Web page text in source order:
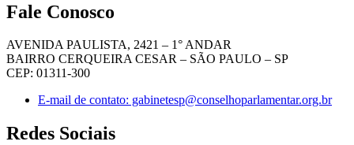
Fale Conosco
AVENIDA PAULISTA, 2421 – 1° ANDAR
BAIRRO CERQUEIRA CESAR – SÃO PAULO – SP
CEP: 01311-300
E-mail de contato: gabinetesp@conselhoparlamentar.org.br
Redes Sociais